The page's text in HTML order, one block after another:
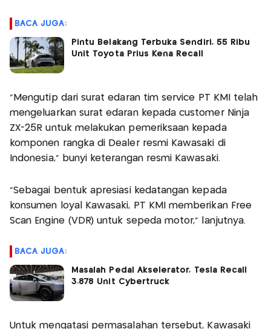
BACA JUGA:
Pintu Belakang Terbuka Sendiri, 55 Ribu
Unit Toyota Prius Kena Recall
“Mengutip dari surat edaran tim service PT KMI telah
mengeluarkan surat edaran kepada customer Ninja
ZX-25R untuk melakukan pemeriksaan kepada
komponen rangka di Dealer resmi Kawasaki di
Indonesia,” bunyi keterangan resmi Kawasaki.
“Sebagai bentuk apresiasi kedatangan kepada
konsumen loyal Kawasaki, PT KMI memberikan Free
Scan Engine (VDR) untuk sepeda motor,” lanjutnya.
BACA JUGA:
Masalah Pedal Akselerator, Tesla Recall
3.878 Unit Cybertruck
Untuk mengatasi permasalahan tersebut, Kawasaki